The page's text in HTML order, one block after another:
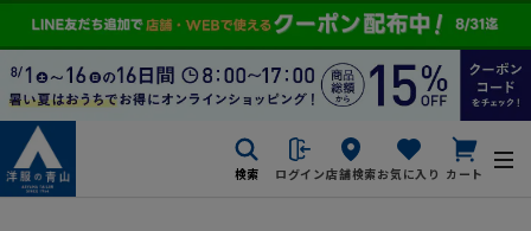
検索 ログイン店舗検索お気に入り カート